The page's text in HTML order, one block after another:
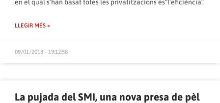
en el qual s’han basat totes les privatitzacions és“l’eficiència”.
LLEGIR MÉS »
09/01/2018 - 19:12:58
La pujada del SMI, una nova presa de pèl